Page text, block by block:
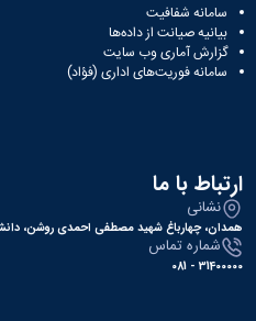
سامانه شفافیت
بیانیه صیانت از داده‌ها
گزارش آماری وب‌ سایت
سامانه فوریت‌های اداری (فؤاد)
ارتباط با ما
نشانی
همدان، چهارباغ شهید مصطفی احمدی روشن،
شماره تماس
31400000 - 081